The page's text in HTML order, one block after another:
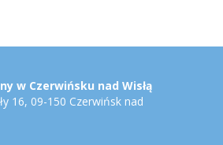
w Czerwińsku nad Wisłą
16, 09-150 Czerwińsk nad